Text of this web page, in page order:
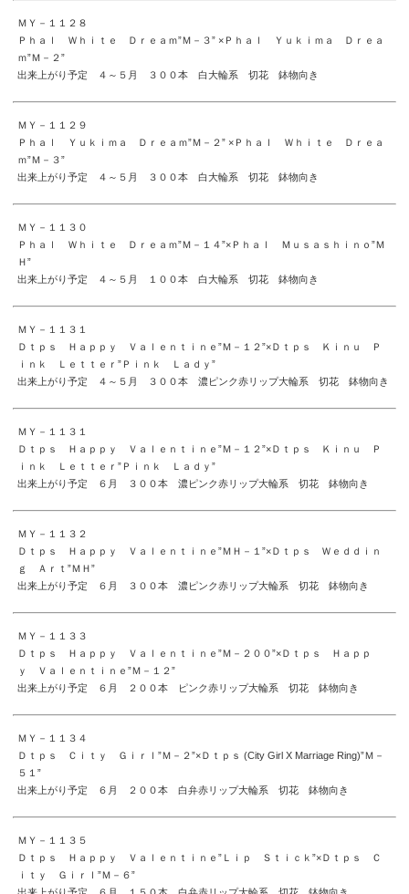
ＭＹ－１１２８
Ｐｈａｌ Ｗｈｉｔｅ Ｄｒｅａｍ”Ｍ－３” ×Ｐｈａｌ Ｙｕｋｉｍａ Ｄｒｅａ
ｍ”Ｍ－２”
出来上がり予定 ４～５月 ３００本 白大輪系 切花 鉢物向き
ＭＹ－１１２９
Ｐｈａｌ Ｙｕｋｉｍａ Ｄｒｅａｍ”Ｍ－２” ×Ｐｈａｌ Ｗｈｉｔｅ Ｄｒｅａ
ｍ”Ｍ－３”
出来上がり予定 ４～５月 ３００本 白大輪系 切花 鉢物向き
ＭＹ－１１３０
Ｐｈａｌ Ｗｈｉｔｅ Ｄｒｅａｍ”Ｍ－１４”×Ｐｈａｌ Ｍｕｓａｓｈｉｎｏ”Ｍ
Ｈ”
出来上がり予定 ４～５月 １００本 白大輪系 切花 鉢物向き
ＭＹ－１１３１
Ｄｔｐｓ Ｈａｐｐｙ Ｖａｌｅｎｔｉｎｅ”Ｍ－１２”×Ｄｔｐｓ Ｋｉｎｕ Ｐ
ｉｎｋ Ｌｅｔｔｅｒ”Ｐｉｎｋ Ｌａｄｙ”
出来上がり予定 ４～５月 ３００本 濃ピンク赤リップ大輪系 切花 鉢物向き
ＭＹ－１１３１
Ｄｔｐｓ Ｈａｐｐｙ Ｖａｌｅｎｔｉｎｅ”Ｍ－１２”×Ｄｔｐｓ Ｋｉｎｕ Ｐ
ｉｎｋ Ｌｅｔｔｅｒ”Ｐｉｎｋ Ｌａｄｙ”
出来上がり予定 ６月 ３００本 濃ピンク赤リップ大輪系 切花 鉢物向き
ＭＹ－１１３２
Ｄｔｐｓ Ｈａｐｐｙ Ｖａｌｅｎｔｉｎｅ”ＭＨ－１”×Ｄｔｐｓ Ｗｅｄｄｉｎ
ｇ Ａｒｔ”ＭＨ”
出来上がり予定 ６月 ３００本 濃ピンク赤リップ大輪系 切花 鉢物向き
ＭＹ－１１３３
Ｄｔｐｓ Ｈａｐｐｙ Ｖａｌｅｎｔｉｎｅ”Ｍ－２００”×Ｄｔｐｓ Ｈａｐｐ
ｙ Ｖａｌｅｎｔｉｎｅ”Ｍ－１２”
出来上がり予定 ６月 ２００本 ピンク赤リップ大輪系 切花 鉢物向き
ＭＹ－１１３４
Ｄｔｐｓ Ｃｉｔｙ Ｇｉｒｌ”Ｍ－２”×Ｄｔｐｓ (City Girl X Marriage Ring)”Ｍ－
５１”
出来上がり予定 ６月 ２００本 白弁赤リップ大輪系 切花 鉢物向き
ＭＹ－１１３５
Ｄｔｐｓ Ｈａｐｐｙ Ｖａｌｅｎｔｉｎｅ”Ｌｉｐ Ｓｔｉｃｋ”×Ｄｔｐｓ Ｃ
ｉｔｙ Ｇｉｒｌ”Ｍ－６”